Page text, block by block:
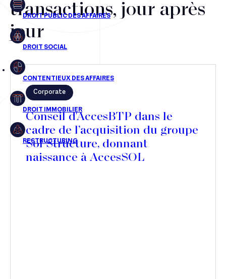
Droit public des affaires
Droit social
Droit immobilier
Restructuring
Article
transactions, jour après
jour
Corporate
Conseil d'AccesBTP dans le
cadre de l’acquisition du groupe
Sol Structure, donnant
naissance à AccesSOL